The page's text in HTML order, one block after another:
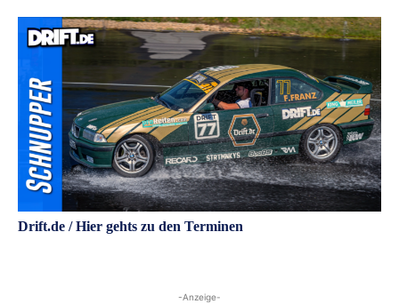
Drift.de / Hier gehts zu den Terminen
-Anzeige-